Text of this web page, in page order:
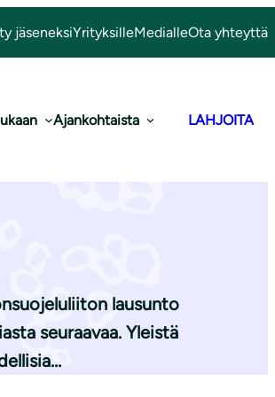
jäseneksiYrityksilleMedialleOta yhteyttä
Ajankohtaista LAHJOITA
lausunto
seuraavaa. Yleistä